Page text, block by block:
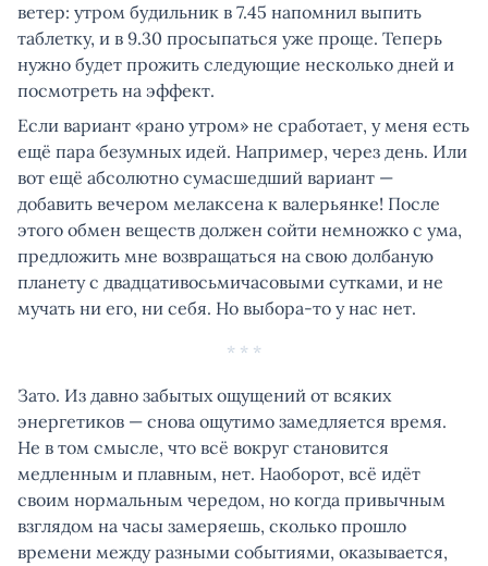
ветер: утром будильник в 7.45 напомнил выпить
таблетку, и в 9.30 просыпаться уже проще. Теперь
нужно будет прожить следующие несколько дней и
посмотреть на эффект.
Если вариант «рано утром» не сработает, у меня есть
ещё пара безумных идей. Например, через день. Или
вот ещё абсолютно сумасшедший вариант —
добавить вечером мелаксена к валерьянке! После
этого обмен веществ должен сойти немножко с ума,
предложить мне возвращаться на свою долбаную
планету с двадцативосьмичасовыми сутками, и не
мучать ни его, ни себя. Но выбора-то у нас нет.
* * *
Зато. Из давно забытых ощущений от всяких
энергетиков — снова ощутимо замедляется время.
Не в том смысле, что всё вокруг становится
медленным и плавным, нет. Наоборот, всё идёт
своим нормальным чередом, но когда привычным
взглядом на часы замеряешь, сколько прошло
времени между разными событиями, оказывается,